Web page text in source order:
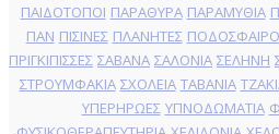
ΠΑΙΔΟΤΟΠΟΙ ΠΑΡΑΘΥΡΑ ΠΑΡΑΜΥΘΙΑ
ΠΑΝ ΠΙΣΙΝΕΣ ΠΛΑΝΗΤΕΣ ΠΟΔΟΣΦΑΙΡΟ
ΠΡΙΓΚΙΠΙΣΣΕΣ ΣΑΒΑΝΑ ΣΑΛΟΝΙΑ ΣΕΛΗΝΗ
ΣΤΡΟΥΜΦΑΚΙΑ ΣΧΟΛΕΙΑ ΤΑΒΑΝΙΑ
ΥΠΕΡΗΡΩΕΣ ΥΠΝΟΔΩΜΑΤΙΑ